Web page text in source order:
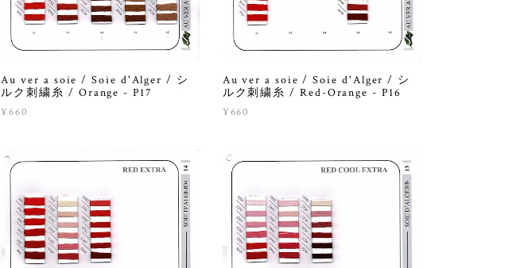
Au ver a soie / Soie d'Alger / シ
ルク刺繍糸 / Orange - P17
¥660
Au ver a soie / Soie d'Alger / シ
ルク刺繍糸 / Red-Orange - P16
¥660